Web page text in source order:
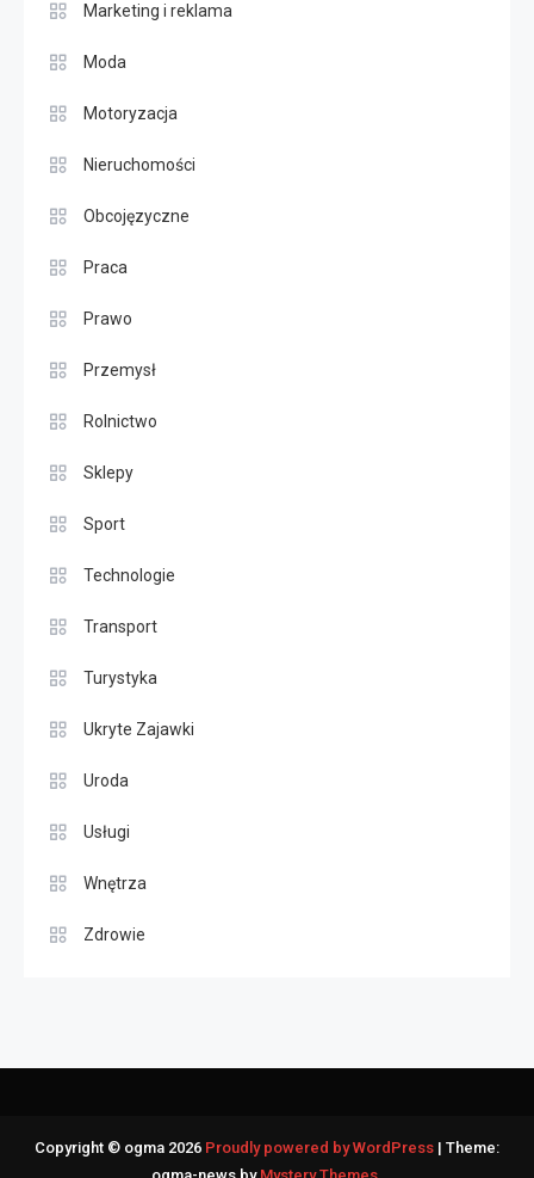
Marketing i reklama
Moda
Motoryzacja
Nieruchomości
Obcojęzyczne
Praca
Prawo
Przemysł
Rolnictwo
Sklepy
Sport
Technologie
Transport
Turystyka
Ukryte Zajawki
Uroda
Usługi
Wnętrza
Zdrowie
Copyright © ogma 2026 Proudly powered by WordPress | Theme: